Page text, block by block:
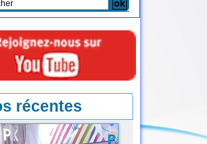
en visite en Israël pour discuter de l’Iran et de
récentes